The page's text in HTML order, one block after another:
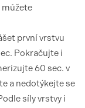
můžete
první vrstvu
Pokračujte i
60 sec. v
a nedotýkejte se
síly vrstvy i